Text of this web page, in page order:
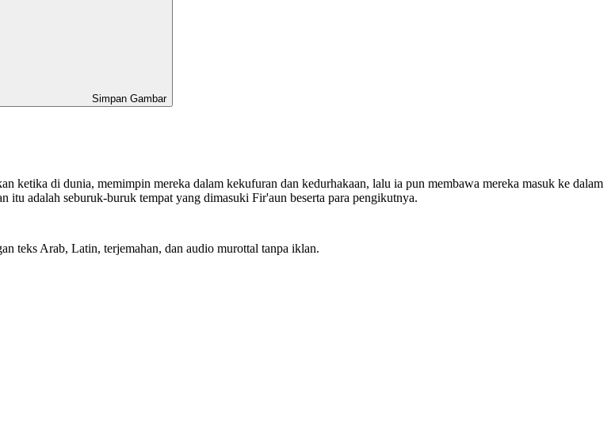
Simpan Gambar
ketika di dunia, memimpin mereka dalam kekufuran dan kedurhakaan, lalu ia pun membawa mereka masuk ke dalam
itu adalah seburuk-buruk tempat yang dimasuki Fir'aun beserta para pengikutnya.
teks Arab, Latin, terjemahan, dan audio murottal tanpa iklan.